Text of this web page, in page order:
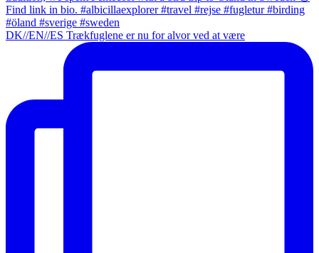
DK//EN//ES Trækfuglene er nu for alvor ved at være